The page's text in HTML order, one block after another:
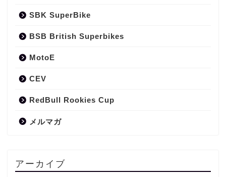
SBK SuperBike
BSB British Superbikes
MotoE
CEV
RedBull Rookies Cup
メルマガ
アーカイブ